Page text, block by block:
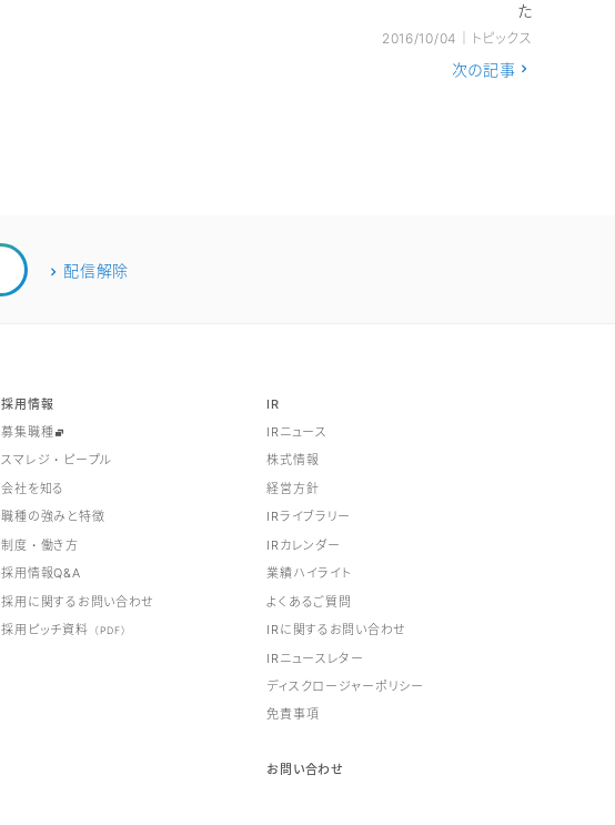
た
2016/10/04｜トピックス
次の記事
配信解除
採用情報
募集職種
スマレジ・ピープル
会社を知る
職種の強みと特徴
制度・働き方
採用情報Q&A
採用に関するお問い合わせ
採用ピッチ資料
（PDF）
IR
IRニュース
株式情報
経営方針
IRライブラリー
IRカレンダー
業績ハイライト
よくあるご質問
IRに関するお問い合わせ
IRニュースレター
ディスクロージャーポリシー
免責事項
お問い合わせ